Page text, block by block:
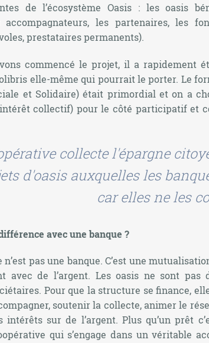
de l’écosystème Oasis : les oasis
accompagnateurs, les partenaires, les
prestataires permanents).
commencé le projet, il a rapidement
elle-même qui pourrait le porter. Le
et Solidaire) était primordial et on a
collectif) pour le côté participatif et
collecte l'épargne
d'oasis auxquelles les
car elles ne les
avec une banque ?
n’est pas une banque. C’est une
avec de l’argent. Les oasis ne sont
Pour que la structure se finance,
soutenir la collecte, animer le
intérêts sur de l’argent. Plus qu’un prêt
qui s’engage dans un véritable